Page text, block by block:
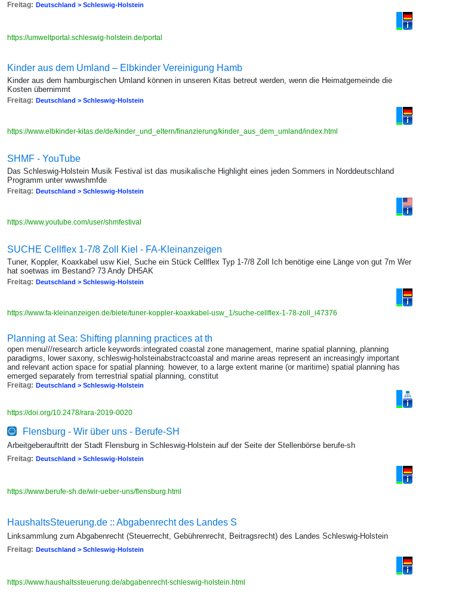
Freitag: Deutschland > Schleswig-Holstein
https://umweltportal.schleswig-holstein.de/portal
Kinder aus dem Umland – Elbkinder Vereinigung Hamb
Kinder aus dem hamburgischen Umland können in unseren Kitas betreut werden, wenn die Heimatgemeinde die
Kosten übernimmt
Freitag: Deutschland > Schleswig-Holstein
https://www.elbkinder-kitas.de/de/kinder_und_eltern/finanzierung/kinder_aus_dem_umland/index.html
SHMF - YouTube
Das Schleswig-Holstein Musik Festival ist das musikalische Highlight eines jeden Sommers in Norddeutschland
Programm unter wwwshmfde
Freitag: Deutschland > Schleswig-Holstein
https://www.youtube.com/user/shmfestival
SUCHE Cellflex 1-7/8 Zoll Kiel - FA-Kleinanzeigen
Tuner, Koppler, Koaxkabel usw Kiel, Suche ein Stück Cellflex Typ 1-7/8 Zoll Ich benötige eine Länge von gut 7m Wer
hat soetwas im Bestand? 73 Andy DH5AK
Freitag: Deutschland > Schleswig-Holstein
https://www.fa-kleinanzeigen.de/biete/tuner-koppler-koaxkabel-usw_1/suche-cellflex-1-78-zoll_i47376
Planning at Sea: Shifting planning practices at th
open menu///research article keywords:integrated coastal zone management, marine spatial planning, planning
paradigms, lower saxony, schleswig-holsteinabstractcoastal and marine areas represent an increasingly important
and relevant action space for spatial planning. however, to a large extent marine (or maritime) spatial planning has
emerged separately from terrestrial spatial planning, constitut
Freitag: Deutschland > Schleswig-Holstein
https://doi.org/10.2478/rara-2019-0020
Flensburg - Wir über uns - Berufe-SH
Arbeitgeberauftritt der Stadt Flensburg in Schleswig-Holstein auf der Seite der Stellenbörse berufe-sh
Freitag: Deutschland > Schleswig-Holstein
https://www.berufe-sh.de/wir-ueber-uns/flensburg.html
HaushaltsSteuerung.de :: Abgabenrecht des Landes S
Linksammlung zum Abgabenrecht (Steuerrecht, Gebührenrecht, Beitragsrecht) des Landes Schleswig-Holstein
Freitag: Deutschland > Schleswig-Holstein
https://www.haushaltssteuerung.de/abgabenrecht-schleswig-holstein.html